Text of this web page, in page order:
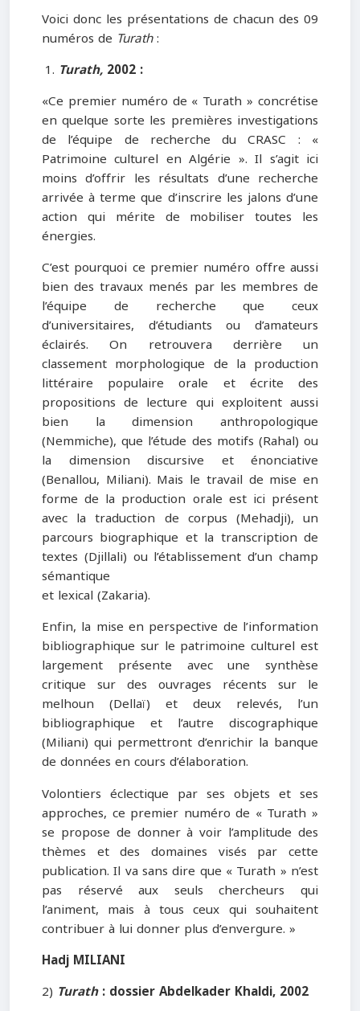
Voici donc les présentations de chacun des 09
numéros de Turath:
Turath, 2002 :
«Ce premier numéro de « Turath » concrétise
en quelque sorte les premières investigations
de l’équipe de recherche du CRASC : «
Patrimoine culturel en Algérie ». Il s’agit ici
moins d’offrir les résultats d’une recherche
arrivée à terme que d’inscrire les jalons d’une
action qui mérite de mobiliser toutes les
énergies.
C’est pourquoi ce premier numéro offre aussi
bien des travaux menés par les membres de
l’équipe de recherche que ceux
d’universitaires, d’étudiants ou d’amateurs
éclairés. On retrouvera derrière un
classement morphologique de la production
littéraire populaire orale et écrite des
propositions de lecture qui exploitent aussi
bien la dimension anthropologique
(Nemmiche), que l’étude des motifs (Rahal) ou
la dimension discursive et énonciative
(Benallou, Miliani). Mais le travail de mise en
forme de la production orale est ici présent
avec la traduction de corpus (Mehadji), un
parcours biographique et la transcription de
textes (Djillali) ou l’établissement d’un champ
sémantique
et lexical (Zakaria).
Enfin, la mise en perspective de l’information
bibliographique sur le patrimoine culturel est
largement présente avec une synthèse
critique sur des ouvrages récents sur le
melhoun (Dellaï) et deux relevés, l’un
bibliographique et l’autre discographique
(Miliani) qui permettront d’enrichir la banque
de données en cours d’élaboration.
Volontiers éclectique par ses objets et ses
approches, ce premier numéro de « Turath »
se propose de donner à voir l’amplitude des
thèmes et des domaines visés par cette
publication. Il va sans dire que « Turath » n’est
pas réservé aux seuls chercheurs qui
l’animent, mais à tous ceux qui souhaitent
contribuer à lui donner plus d’envergure. »
Hadj MILIANI
2) Turath: dossier Abdelkader Khaldi, 2002